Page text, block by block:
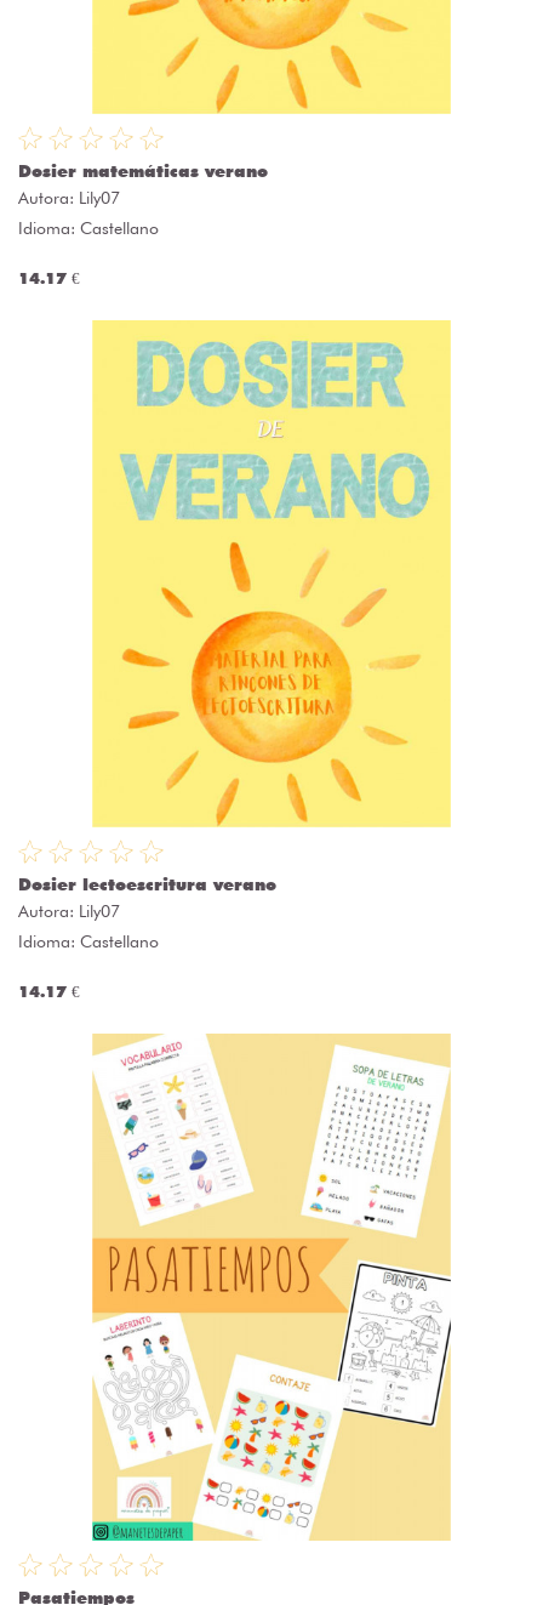
Dosier matemáticas verano
Autora: Lily07
Idioma: Castellano
14.17 €
Dosier lectoescritura verano
Autora: Lily07
Idioma: Castellano
14.17 €
Pasatiempos